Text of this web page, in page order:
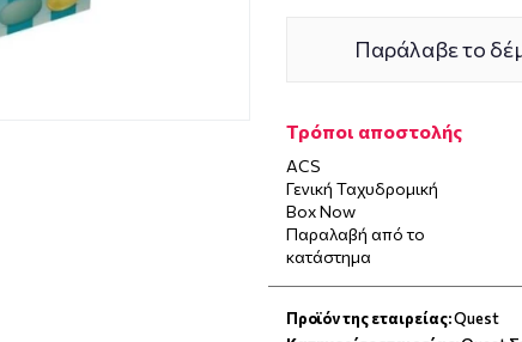
Παράλαβε το
Τρόποι αποστολής
ACS
Γενική Ταχυδρομική
Box Now
Παραλαβή από το
κατάστημα
Προϊόν της εταιρείας:Quest